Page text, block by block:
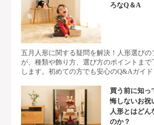
ろなQ＆A
五月人形に関する疑問を解決！人形選びの
が、種類や飾り方、選び方のポイントまで
します。初めての方でも安心のQ&Aガイド
買う前に知っ
悔しないお祝
人形とはどん
のか？